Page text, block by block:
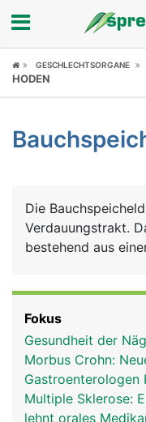
Fokus
Symptome
News
Rubriken
GESCHLECHTSORGANE
HODEN
Die
Verdauungstrakt.
bestehend aus
Sie produziert
(Bauchspeichel),
geleitet wird. Der
Enzyme zur
Fokus
Gesundheit der
Morbus Crohn:
Gastroenterologen
Multiple Sklerose:
lehnt orales